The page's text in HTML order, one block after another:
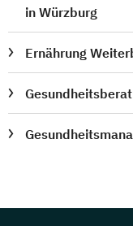
in Würzburg
Ernährung